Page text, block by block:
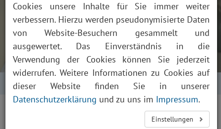
Startseite Über uns Aktuelles Kalender
Cookies unsere Inhalte für Sie immer weiter
verbessern. Hierzu werden pseudonymisierte Daten
von Website-Besuchern gesammelt und
ausgewertet. Das Einverständnis in die
Verwendung der Cookies können Sie jederzeit
widerrufen. Weitere Informationen zu Cookies auf
dieser Website finden Sie in unserer
Datenschutzerklärung und zu uns im Impressum.
Einstellungen